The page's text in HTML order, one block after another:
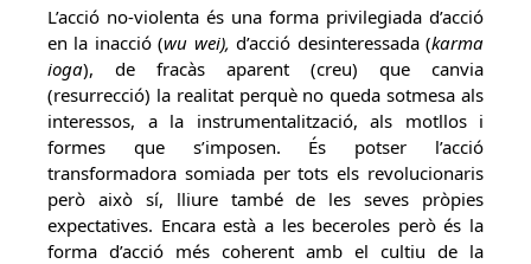
L’acció no-violenta és una forma privilegiada d’acció
en la inacció (wu wei),d’acció desinteressada (karma
ioga), de fracàs aparent (creu) que canvia
(resurrecció) la realitat perquè no queda sotmesa als
interessos, a la instrumentalització, als motllos i
formes que s’imposen. És potser l’acció
transformadora somiada per tots els revolucionaris
però això sí, lliure també de les seves pròpies
expectatives. Encara està a les beceroles però és la
forma d’acció més coherent amb el cultiu de la